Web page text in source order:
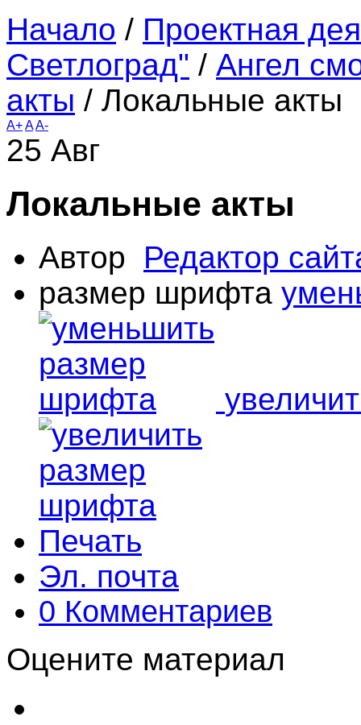
Начало / Проектная
Светлоград" / Ангел
акты / Локальные акты
A+AA-
25 Авг
Локальные акты
Автор Редактор
размер шрифта
Печать
Эл. почта
0 Комментариев
Оцените материал